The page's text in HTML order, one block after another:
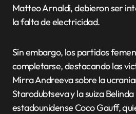
Matteo Arnaldi, debieron ser
la falta de electricidad.
Sin embargo, los partidos
completarse, destacando las
Mirra Andreeva sobre la
Starodubtseva y la suiza
estadounidense Coco Gauff,